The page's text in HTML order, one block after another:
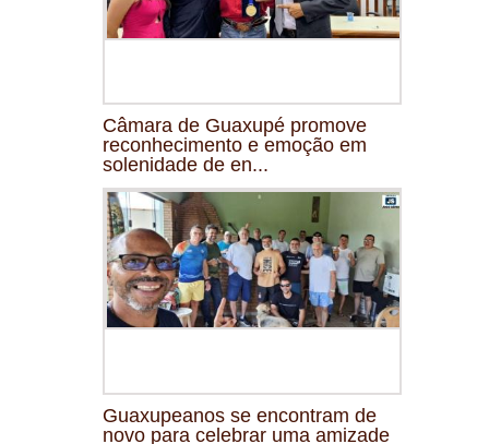
Câmara de Guaxupé promove
reconhecimento e emoção em
solenidade de en...
Guaxupeanos se encontram de
novo para celebrar uma amizade